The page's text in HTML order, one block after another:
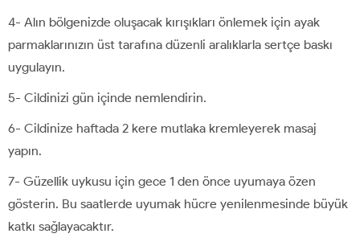
4- Alın bölgenizde oluşacak kırışıkları önlemek için ayak
parmaklarınızın üst tarafına düzenli aralıklarla sertçe baskı
uygulayın.
5- Cildinizi gün içinde nemlendirin.
6- Cildinize haftada 2 kere mutlaka kremleyerek masaj
yapın.
7- Güzellik uykusu için gece 1 den önce uyumaya özen
gösterin. Bu saatlerde uyumak hücre yenilenmesinde büyük
katkı sağlayacaktır.